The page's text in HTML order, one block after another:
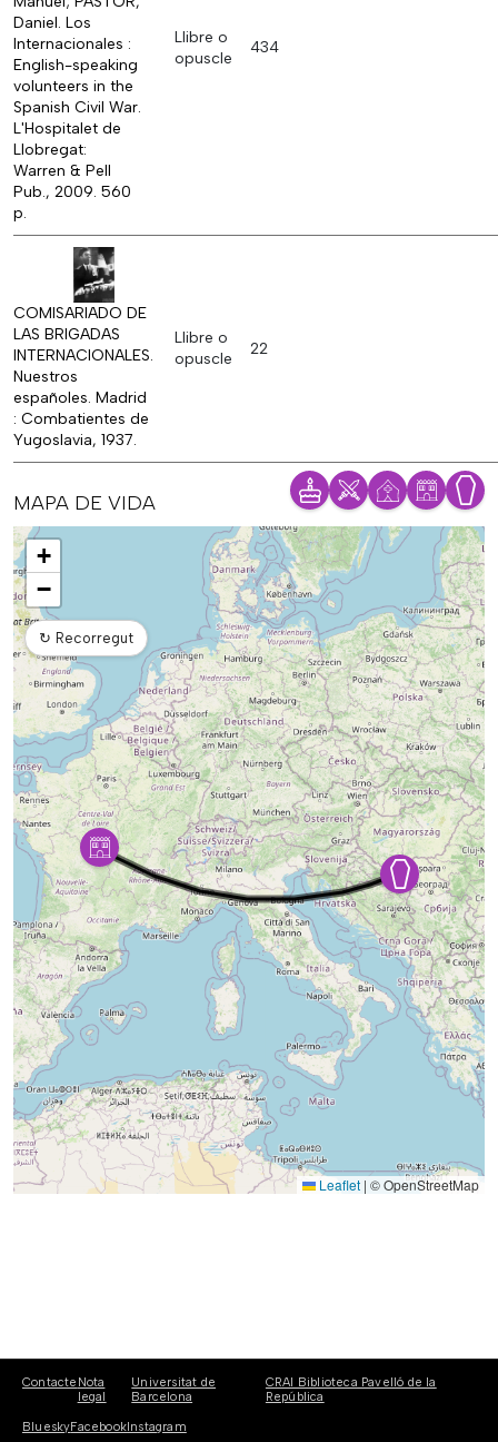
Daniel. Los
Internacionales :
English-speaking
volunteers in the
Spanish Civil War.
L'Hospitalet de
Llobregat:
Warren & Pell
Pub., 2009. 560
p.
Llibre o
opuscle
434
COMISARIADO DE
LAS BRIGADAS
INTERNACIONALES.
Nuestros
españoles. Madrid
: Combatientes de
Yugoslavia, 1937.
Llibre o
opuscle
22
MAPA DE VIDA
Mapa
+
−
↻ Recorregut
Leaflet | © OpenStreetMap
Contacte Nota
legal
Universitat de
Barcelona
CRAI Biblioteca Pavelló de la
República
BlueskyFacebookInstagram